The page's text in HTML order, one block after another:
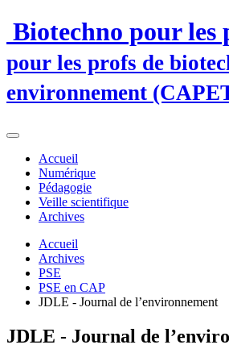
Biotechno pour les
pour les profs de
environnement
Accueil
Numérique
Pédagogie
Veille scientifique
Archives
Accueil
Archives
PSE
PSE en CAP
JDLE - Journal de l’environnement
JDLE - Journal de